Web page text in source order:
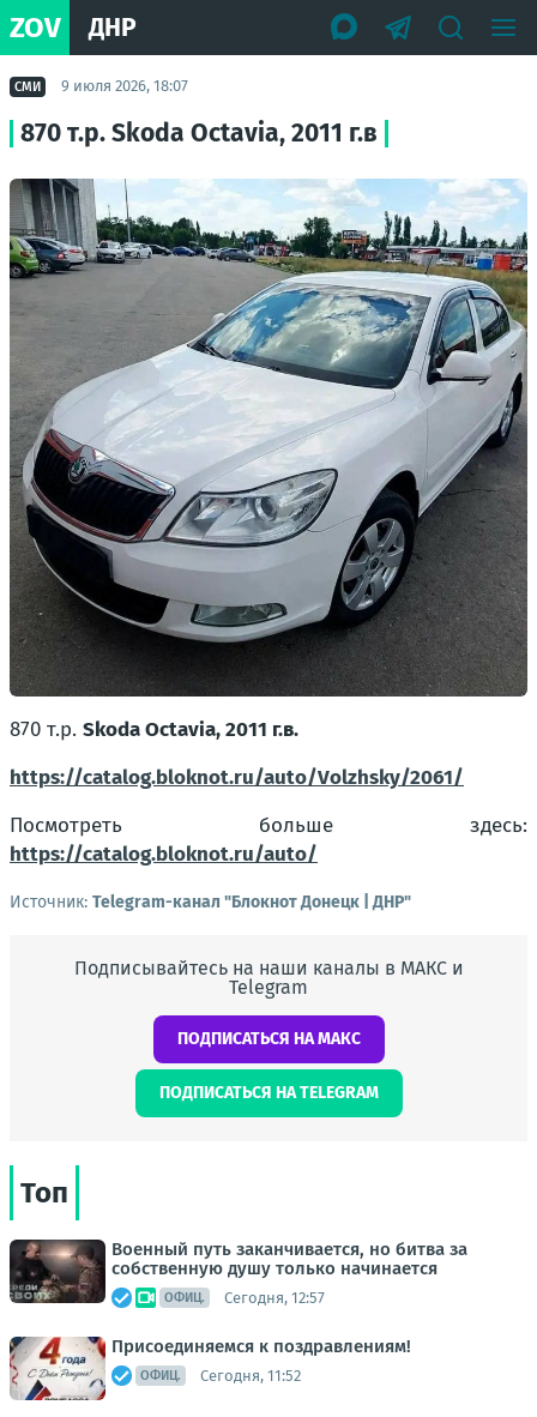
ZOV ДНР
СМИ 9 июля 2026, 18:07
870 т.p. Skoda Octavia, 2011 г.в
870 т.p. Skoda Octavia, 2011 г.в.
https://catalog.bloknot.ru/auto/Volzhsky/2061/
Посмотреть больше здесь:
https://catalog.bloknot.ru/auto/
Источник: Telegram-канал "Блокнот Донецк | ДНР"
Подписывайтесь на наши каналы в МАКС и
Telegram
ПОДПИСАТЬСЯ НА МАКС
ПОДПИСАТЬСЯ НА TELEGRAM
Топ
Военный путь заканчивается, но битва за
собственную душу только начинается
ОФИЦ. Сегодня, 12:57
Присоединяемся к поздравлениям!
ОФИЦ. Сегодня, 11:52